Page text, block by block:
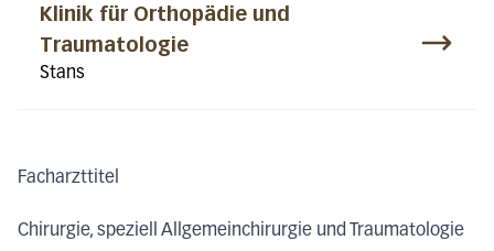
Klinik für Orthopädie und
Traumatologie
Stans
Facharzttitel
Chirurgie, speziell Allgemeinchirurgie und Traumatologie